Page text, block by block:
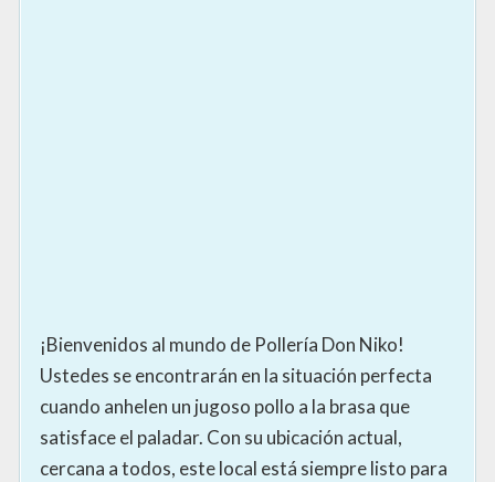
¡Bienvenidos al mundo de Pollería Don Niko!
Ustedes se encontrarán en la situación perfecta
cuando anhelen un jugoso pollo a la brasa que
satisface el paladar. Con su ubicación actual,
cercana a todos, este local está siempre listo para